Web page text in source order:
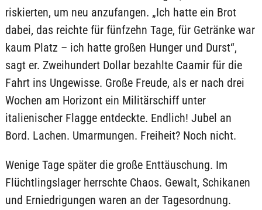
riskierten, um neu anzufangen. „Ich hatte ein Brot
dabei, das reichte für fünfzehn Tage, für Getränke war
kaum Platz – ich hatte großen Hunger und Durst“,
sagt er. Zweihundert Dollar bezahlte Caamir für die
Fahrt ins Ungewisse. Große Freude, als er nach drei
Wochen am Horizont ein Militärschiff unter
italienischer Flagge entdeckte. Endlich! Jubel an
Bord. Lachen. Umarmungen. Freiheit? Noch nicht.
Wenige Tage später die große Enttäuschung. Im
Flüchtlingslager herrschte Chaos. Gewalt, Schikanen
und Erniedrigungen waren an der Tagesordnung.